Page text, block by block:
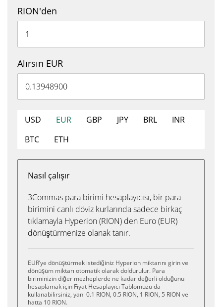
RION'den
Alırsın EUR
USD EUR GBP JPY BRL
INR
BTC
ETH
Nasıl çalışır
3Commas para birimi hesaplayıcısı, bir para
birimini canlı döviz kurlarında sadece birkaç
tıklamayla Hyperion (RION) den Euro (EUR)
dönüştürmenize olanak tanır.
EUR’ye dönüştürmek istediğiniz Hyperion miktarını girin ve
dönüşüm miktarı otomatik olarak doldurulur. Para
biriminizin diğer mezheplerde ne kadar değerli olduğunu
hesaplamak için Fiyat Hesaplayıcı Tablomuzu da
kullanabilirsiniz, yani 0.1 RION, 0.5 RION, 1 RION, 5 RION ve
hatta 10 RION.